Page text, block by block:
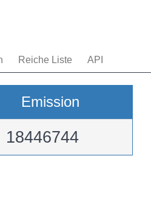
Reiche Liste API
Emission
18446744